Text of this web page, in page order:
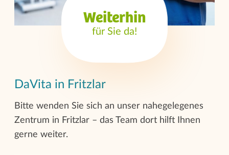
Weiterhin
für Sie da!
DaVita in Fritzlar
Bitte wenden Sie sich an unser nahegelegenes
Zentrum in Fritzlar – das Team dort hilft Ihnen
gerne weiter.